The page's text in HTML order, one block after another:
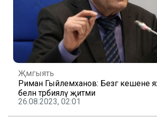
Җәмгыять
Риман Гыйлемханов: Безгә кешене
белән тәрбияләү җитми
26.08.2023, 02:01